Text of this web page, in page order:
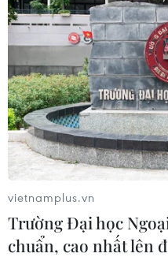
vietnamplus.vn
Trường Đại học
chuẩn, cao nhất lên